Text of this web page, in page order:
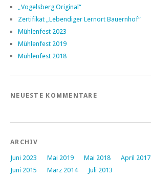
„Vogelsberg Original“
Zertifikat „Lebendiger Lernort Bauernhof“
Mühlenfest 2023
Mühlenfest 2019
Mühlenfest 2018
NEUESTE KOMMENTARE
ARCHIV
Juni 2023 Mai 2019 Mai 2018 April 2017
Juni 2015
März 2014 Juli 2013